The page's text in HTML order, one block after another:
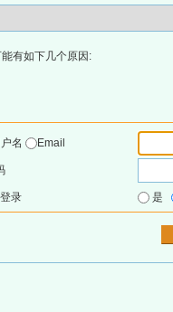
有如下几个原因:
名
Email
录 是